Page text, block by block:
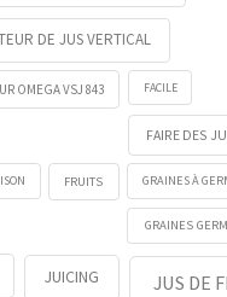
DE JUS VERTICAL
OMEGA VSJ 843 FACILE
FAIRE DES
FRUITS GRAINES À
GRAINES
JUICING JUS DE